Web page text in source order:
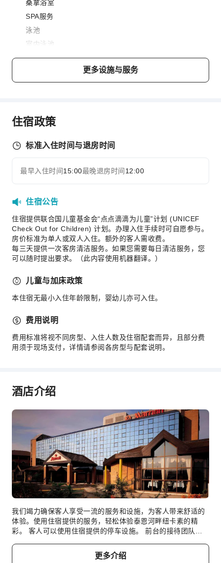
桑拿浴室
SPA服务
泳池
室内泳池
美发护发
咖啡厅
送餐服务
儿童托管
儿童餐
运动设施
高尔夫球场
交通服务
干洗服务
公共区域设施
花园
共用厨房
自动取款机
吸烟区
停车场
代客泊车
上网服务
前台服务
展开全部
更多设施与服务
住宿政策
标准入住时间与退房时间
最早入住时间15:00最晚退房时间 12:00
住宿公告
住宿提供联合国儿童基金会“点点滴滴为儿童”计划 (UNICEF
Check Out for Children) 计划。办理入住手续时可自愿参与。
房价标准为单人或双人入住。额外的客人需收费。
每三天提供一次客房清洁服务。如果您需要每日清洁服务，您
可以随时提出要求。（此内容使用机器翻译。）
儿童与加床政策
本住宿无最小入住年龄限制，婴幼儿亦可入住。
费用说明
费用标准将视不同房型、入住人数及住宿配套而异，且部分费
用须于现场支付，详情请参阅各房型与配套说明。
酒店介绍
我们竭力确保客人享受一流的服务和设施，为客人带来舒适的
体验。使用住宿提供的服务，轻松体验泰恩河畔纽卡素的精
彩。 客人可以使用住宿提供的停车设施。 前台的接待团队将
客人或在您有需要时，可确保您喜爱的旅行衣物清新可穿。 提
供客房送餐服务等房内设施，为您带来舒适的住宿体验，伴您
更多介绍